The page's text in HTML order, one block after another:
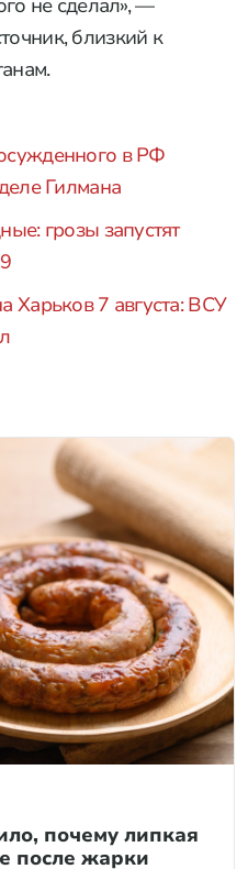
не сделал», —
близкий к
в РФ
Гилмана
грозы запустят
Харьков 7 августа: ВСУ
почему липкая
после жарки